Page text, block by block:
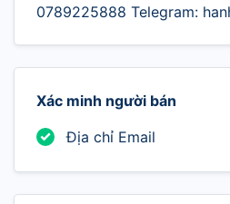
0789225888 Telegram:
Xác minh người bán
Địa chỉ Email